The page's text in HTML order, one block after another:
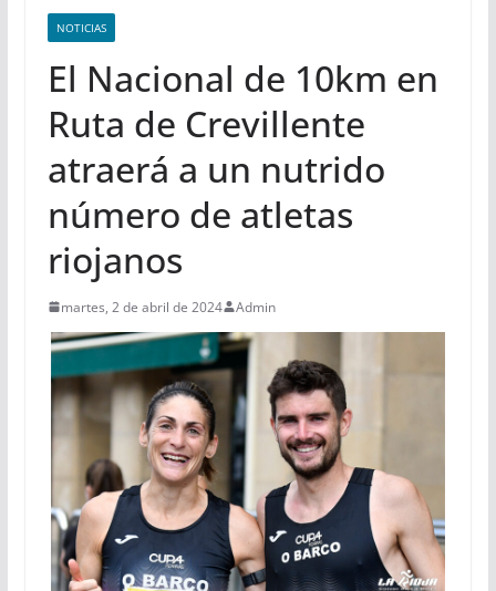
NOTICIAS
El Nacional de 10km en
Ruta de Crevillente
atraerá a un nutrido
número de atletas
riojanos
martes, 2 de abril de 2024 Admin